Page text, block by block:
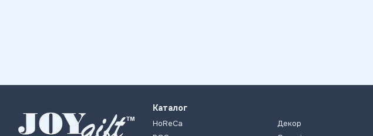
Каталог
HoReCa
Декор